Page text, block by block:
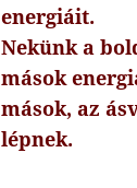
energiáit.
Nekünk a
mások
mások, az
lépnek.